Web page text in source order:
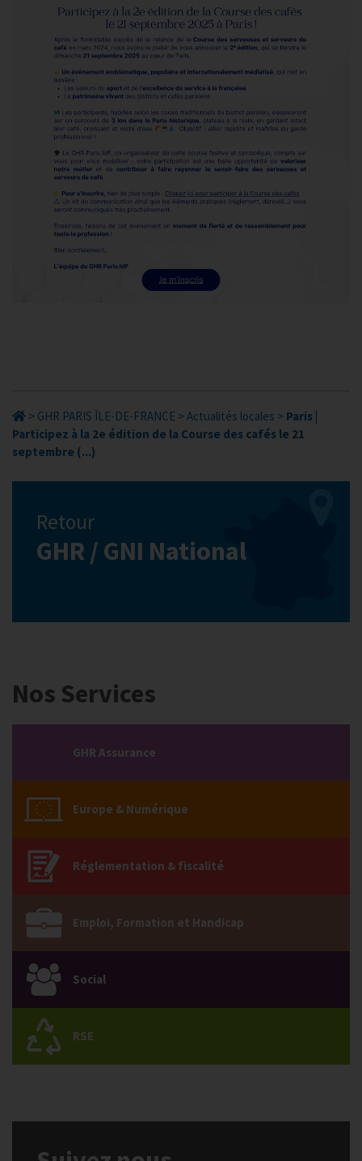
> GHR PARIS ÎLE-DE-FRANCE > Actualités locales > Paris |
Participez à la 2e édition de la Course des cafés le 21
septembre (...)
Retour
GHR / GNI National
Nos Services
GHR Assurance
Europe & Numérique
Réglementation & fiscalité
Emploi, Formation et Handicap
Social
RSE